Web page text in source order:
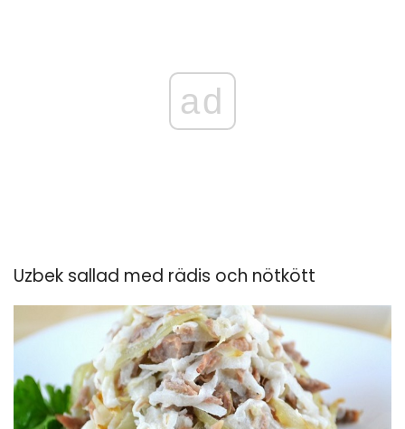
ad
Uzbek sallad med rädis och nötkött